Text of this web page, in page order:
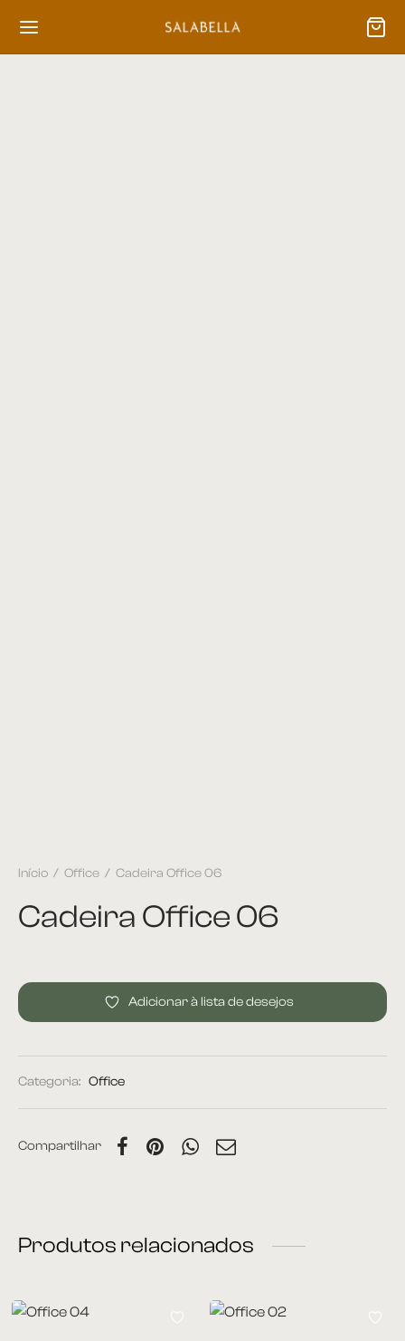
Início / Office / Cadeira Office 06
Cadeira Office 06
Adicionar à lista de desejos
Categoria: Office
Compartilhar
Produtos relacionados